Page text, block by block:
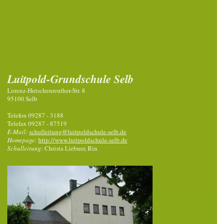
Luitpold-Grundschule Selb
Lorenz-Hutschenreuther-Str. 8
95100 Selb
Telefon 09287 - 3188
Telefax 09287 - 87519
E-Mail:schulleitung@luitpoldschule-selb.de
Homepage:http://www.luitpoldschule-selb.de
Schulleitung: Christa Liebner, Rin